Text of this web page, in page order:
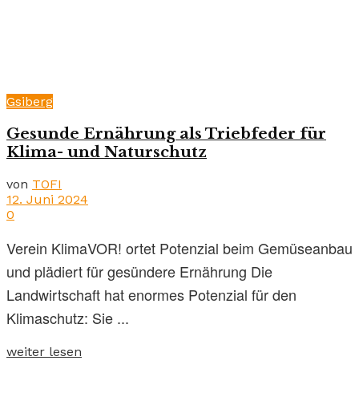
Gsiberg
Gesunde Ernährung als Triebfeder für
Klima- und Naturschutz
von TOFI
12. Juni 2024
0
Verein KlimaVOR! ortet Potenzial beim Gemüseanbau
und plädiert für gesündere Ernährung Die
Landwirtschaft hat enormes Potenzial für den
Klimaschutz: Sie ...
weiter lesen